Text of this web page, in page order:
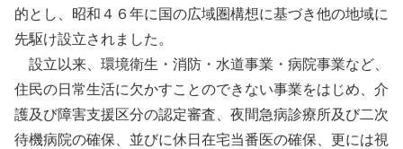
的とし、昭和４６年に国の広域圏構想に基づき他の地域に
先駆け設立されました。
設立以来、環境衛生・消防・水道事業・病院事業など、
住民の日常生活に欠かすことのできない事業をはじめ、介
護及び障害支援区分の認定審査、夜間急病診療所及び二次
待機病院の確保、並びに休日在宅当番医の確保、更には視